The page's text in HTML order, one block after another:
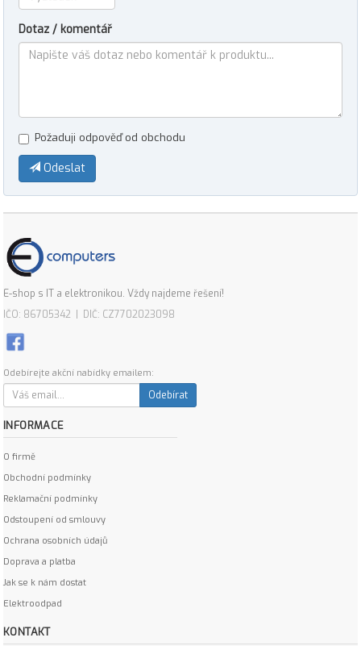
Dotaz / komentář
Požaduji odpověď od obchodu
Odeslat
E-shop s IT a elektronikou. Vždy najdeme řešení!
IČO: 86705342 | DIČ: CZ7702023098
Odebírejte akční nabídky emailem:
Odebírat
INFORMACE
O firmě
Obchodní podmínky
Reklamační podmínky
Odstoupení od smlouvy
Ochrana osobních údajů
Doprava a platba
Jak se k nám dostat
Elektroodpad
KONTAKT